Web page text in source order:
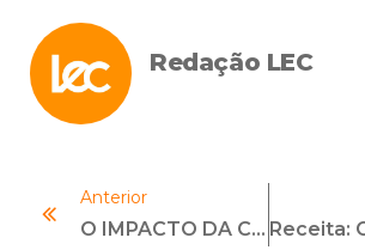
Redação LEC
Anterior
O IMPACTO DA CULTURA ORGANIZACIONAL NO PROGRAMA DE COMPLIANCE